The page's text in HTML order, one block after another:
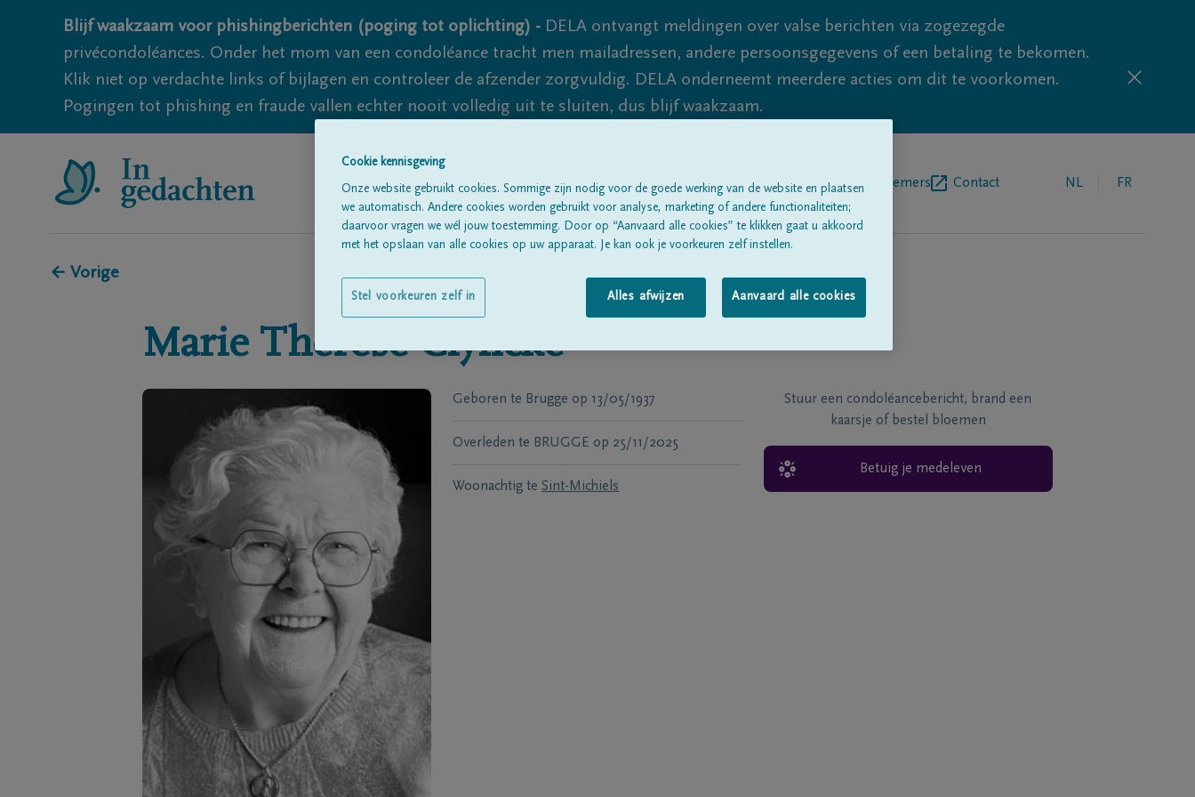
Blijf waakzaam voor phishingberichten (poging tot oplichting) - DELA ontvangt meldingen over valse berichten via zogezegde
privécondoléances. Onder het mom van een condoléance tracht men mailadressen, andere persoonsgegevens of een betaling te bekomen.
Klik niet op verdachte links of bijlagen en controleer de afzender zorgvuldig. DELA onderneemt meerdere acties om dit te voorkomen.
Pogingen tot phishing en fraude vallen echter nooit volledig uit te sluiten, dus blijf waakzaam.
Alle rouwberichtenOver onsBegrafenisondernemers Contact NL FR
← Vorige
Marie Thérèse Clyncke
Geboren te Brugge op 13/05/1937
Overleden te BRUGGE op 25/11/2025
Woonachtig te Sint-Michiels
Stuur een condoléancebericht, brand een
kaarsje of bestel bloemen
Betuig je medeleven
Cookie kennisgeving
Onze website gebruikt cookies. Sommige zijn nodig voor de goede werking van de website en plaatsen
we automatisch. Andere cookies worden gebruikt voor analyse, marketing of andere functionaliteiten;
daarvoor vragen we wél jouw toestemming. Door op “Aanvaard alle cookies” te klikken gaat u akkoord
met het opslaan van alle cookies op uw apparaat. Je kan ook je voorkeuren zelf instellen.
Alles afwijzen Aanvaard alle cookies
Stel voorkeuren zelf in